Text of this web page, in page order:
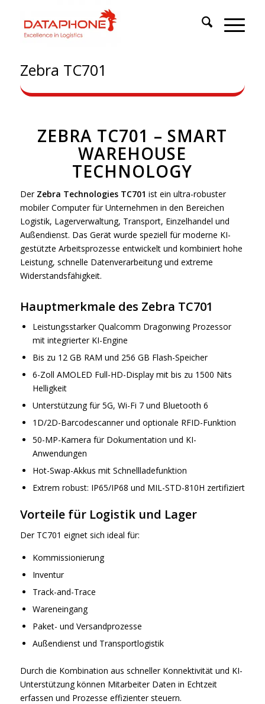
Zebra TC701
ZEBRA TC701 – SMART
WAREHOUSE
TECHNOLOGY
Der Zebra TechnologiesTC701 ist ein ultra-robuster
mobiler Computer für Unternehmen in den Bereichen
Logistik, Lagerverwaltung, Transport, Einzelhandel und
Außendienst. Das Gerät wurde speziell für moderne KI-
gestützte Arbeitsprozesse entwickelt und kombiniert hohe
Leistung, schnelle Datenverarbeitung und extreme
Widerstandsfähigkeit.
Hauptmerkmale des Zebra TC701
Leistungsstarker Qualcomm Dragonwing Prozessor
mit integrierter KI-Engine
Bis zu 12 GB RAM und 256 GB Flash-Speicher
6-Zoll AMOLED Full-HD-Display mit bis zu 1500 Nits
Helligkeit
Unterstützung für 5G, Wi-Fi 7 und Bluetooth 6
1D/2D-Barcodescanner und optionale RFID-Funktion
50-MP-Kamera für Dokumentation und KI-
Anwendungen
Hot-Swap-Akkus mit Schnellladefunktion
Extrem robust: IP65/IP68 und MIL-STD-810H zertifiziert
Vorteile für Logistik und Lager
Der TC701 eignet sich ideal für:
Kommissionierung
Inventur
Track-and-Trace
Wareneingang
Paket- und Versandprozesse
Außendienst und Transportlogistik
Durch die Kombination aus schneller Konnektivität und KI-
Unterstützung können Mitarbeiter Daten in Echtzeit
erfassen und Prozesse effizienter steuern.